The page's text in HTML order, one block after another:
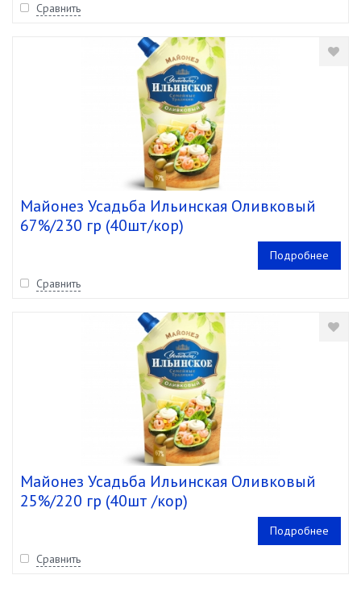
Сравнить
Майонез Усадьба Ильинская Оливковый
67%/230 гр (40шт/кор)
Подробнее
Сравнить
Майонез Усадьба Ильинская Оливковый
25%/220 гр (40шт /кор)
Подробнее
Сравнить